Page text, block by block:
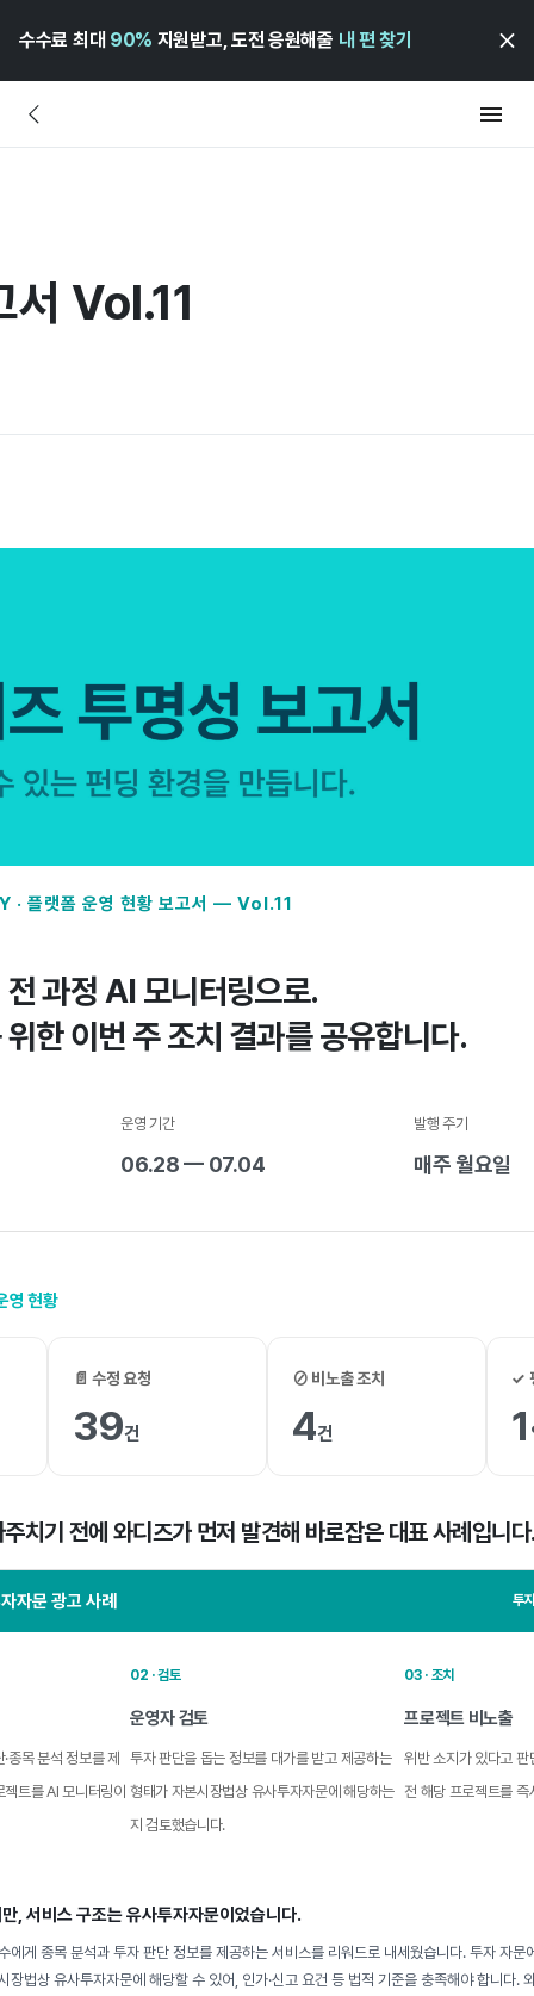
수수료 최대 90% 지원받고, 도전 응원해줄 내 편 찾기
Vol.11
플랫폼 운영 현황 보고서 — Vol.11
과정 AI 모니터링으로.
한 이번 주 조치 결과를 공유합니다.
운영 기간
06.28 — 07.04
발행 주기
매주 월요일
영 현황
📄 수정 요청
39건
⊘ 비노출 조치
4건
✓
1
치기 전에 와디즈가 먼저 발견해 바로잡은 대표 사례입니
자문 광고 사례 투
종목 분석 정보를 제
트를 AI 모니터링이
02 · 검토
운영자 검토
투자 판단을 돕는 정보를 대가를 받고 제공하는
형태가 자본시장법상 유사투자자문에 해당하는
지 검토했습니다.
03 · 조치
프로젝트 비노출
위반 소지가 있다고
전 해당 프로젝트를
, 서비스 구조는 유사투자자문이었습니다.
에게 종목 분석과 투자 판단 정보를 제공하는 서비스를 리워드로 내세웠습니다. 투자 자문
장법상 유사투자자문에 해당할 수 있어, 인가·신고 요건 등 법적 기준을 충족해야 합니다.